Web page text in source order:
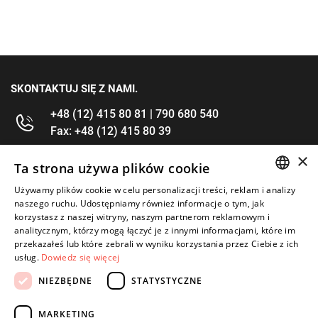
SKONTAKTUJ SIĘ Z NAMI.
+48 (12) 415 80 81 | 790 680 540
Fax: +48 (12) 415 80 39
kontakt@im-narzedzia.pl
INFORMACJE
OFERTA
MOJE KONTO
OBSERWUJ NAS
ENGLISH
×
Ta strona używa plików cookie
Używamy plików cookie w celu personalizacji treści, reklam i analizy
naszego ruchu. Udostępniamy również informacje o tym, jak
korzystasz z naszej witryny, naszym partnerom reklamowym i
analitycznym, którzy mogą łączyć je z innymi informacjami, które im
przekazałeś lub które zebrali w wyniku korzystania przez Ciebie z ich
usług. Dowiedz się więcej
NIEZBĘDNE
STATYSTYCZNE
MARKETING